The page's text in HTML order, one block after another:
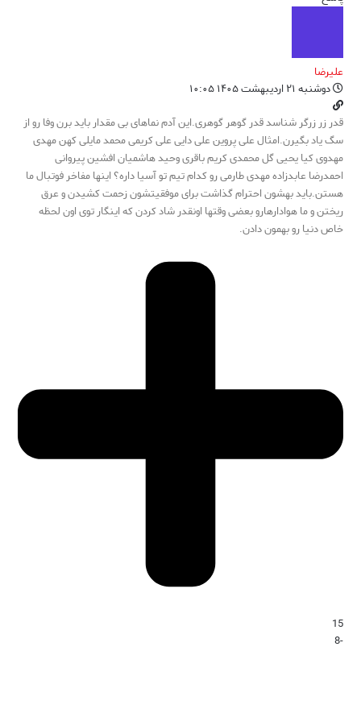
علیرضا
دوشنبه ۲۱ اردیبهشت ۱۴۰۵ ۱۰:۰۵
قدر زر زرگر شناسد قدر گوهر گوهری.این آدم نماهای بی مقدار باید برن وفا رو از
سگ یاد بگیرن.امثال علی پروین علی دایی علی کریمی محمد مایلی کهن مهدی
مهدوی کیا یحیی گل محمدی کریم باقری وحید هاشمیان افشین پیروانی
احمدرضا عابدزاده مهدی طارمی رو کدام تیم تو آسیا داره؟ اینها مفاخر فوتبال ما
هستن.باید بهشون احترام گذاشت برای موفقیتشون زحمت کشیدن و عرق
ریختن و ما هوادارهارو بعضی وقتها اونقدر شاد کردن که اینگار توی اون لحظه
خاص دنیا رو بهمون دادن.
15
-8